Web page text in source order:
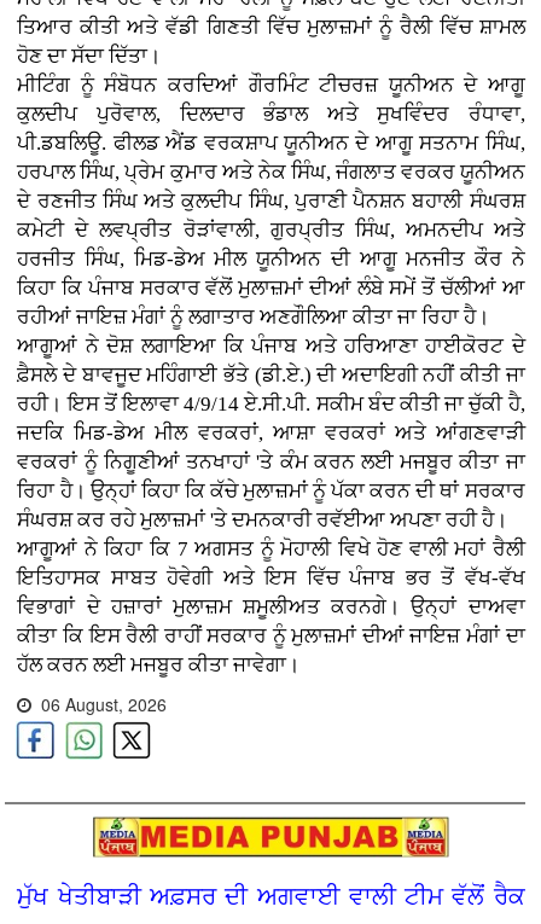
ਤਿਆਰ ਕੀਤੀ ਅਤੇ ਵੱਡੀ ਗਿਣਤੀ ਵਿੱਚ ਮੁਲਾਜ਼ਮਾਂ ਨੂੰ ਰੈਲੀ ਵਿੱਚ ਸ਼ਾਮਲ
ਹੋਣ ਦਾ ਸੱਦਾ ਦਿੱਤਾ।
ਮੀਟਿੰਗ ਨੂੰ ਸੰਬੋਧਨ ਕਰਦਿਆਂ ਗੌਰਮਿੰਟ ਟੀਚਰਜ਼ ਯੂਨੀਅਨ ਦੇ ਆਗੂ
ਕੁਲਦੀਪ ਪੁਰੋਵਾਲ, ਦਿਲਦਾਰ ਭੰਡਾਲ ਅਤੇ ਸੁਖਵਿੰਦਰ ਰੰਧਾਵਾ,
ਪੀ.ਡਬਲਿਊ. ਫੀਲਡ ਐਂਡ ਵਰਕਸ਼ਾਪ ਯੂਨੀਅਨ ਦੇ ਆਗੂ ਸਤਨਾਮ ਸਿੰਘ,
ਹਰਪਾਲ ਸਿੰਘ, ਪ੍ਰੇਮ ਕੁਮਾਰ ਅਤੇ ਨੇਕ ਸਿੰਘ, ਜੰਗਲਾਤ ਵਰਕਰ ਯੂਨੀਅਨ
ਦੇ ਰਣਜੀਤ ਸਿੰਘ ਅਤੇ ਕੁਲਦੀਪ ਸਿੰਘ, ਪੁਰਾਣੀ ਪੈਨਸ਼ਨ ਬਹਾਲੀ ਸੰਘਰਸ਼
ਕਮੇਟੀ ਦੇ ਲਵਪ੍ਰੀਤ ਰੋੜਾਂਵਾਲੀ, ਗੁਰਪ੍ਰੀਤ ਸਿੰਘ, ਅਮਨਦੀਪ ਅਤੇ
ਹਰਜੀਤ ਸਿੰਘ, ਮਿਡ-ਡੇਅ ਮੀਲ ਯੂਨੀਅਨ ਦੀ ਆਗੂ ਮਨਜੀਤ ਕੌਰ ਨੇ
ਕਿਹਾ ਕਿ ਪੰਜਾਬ ਸਰਕਾਰ ਵੱਲੋਂ ਮੁਲਾਜ਼ਮਾਂ ਦੀਆਂ ਲੰਬੇ ਸਮੇਂ ਤੋਂ ਚੱਲੀਆਂ ਆ
ਰਹੀਆਂ ਜਾਇਜ਼ ਮੰਗਾਂ ਨੂੰ ਲਗਾਤਾਰ ਅਣਗੌਲਿਆ ਕੀਤਾ ਜਾ ਰਿਹਾ ਹੈ।
ਆਗੂਆਂ ਨੇ ਦੋਸ਼ ਲਗਾਇਆ ਕਿ ਪੰਜਾਬ ਅਤੇ ਹਰਿਆਣਾ ਹਾਈਕੋਰਟ ਦੇ
ਫ਼ੈਸਲੇ ਦੇ ਬਾਵਜੂਦ ਮਹਿੰਗਾਈ ਭੱਤੇ (ਡੀ.ਏ.) ਦੀ ਅਦਾਇਗੀ ਨਹੀਂ ਕੀਤੀ ਜਾ
ਰਹੀ। ਇਸ ਤੋਂ ਇਲਾਵਾ 4/9/14 ਏ.ਸੀ.ਪੀ. ਸਕੀਮ ਬੰਦ ਕੀਤੀ ਜਾ ਚੁੱਕੀ ਹੈ,
ਜਦਕਿ ਮਿਡ-ਡੇਅ ਮੀਲ ਵਰਕਰਾਂ, ਆਸ਼ਾ ਵਰਕਰਾਂ ਅਤੇ ਆਂਗਣਵਾੜੀ
ਵਰਕਰਾਂ ਨੂੰ ਨਿਗੂਣੀਆਂ ਤਨਖਾਹਾਂ 'ਤੇ ਕੰਮ ਕਰਨ ਲਈ ਮਜਬੂਰ ਕੀਤਾ ਜਾ
ਰਿਹਾ ਹੈ। ਉਨ੍ਹਾਂ ਕਿਹਾ ਕਿ ਕੱਚੇ ਮੁਲਾਜ਼ਮਾਂ ਨੂੰ ਪੱਕਾ ਕਰਨ ਦੀ ਥਾਂ ਸਰਕਾਰ
ਸੰਘਰਸ਼ ਕਰ ਰਹੇ ਮੁਲਾਜ਼ਮਾਂ 'ਤੇ ਦਮਨਕਾਰੀ ਰਵੱਈਆ ਅਪਣਾ ਰਹੀ ਹੈ।
ਆਗੂਆਂ ਨੇ ਕਿਹਾ ਕਿ 7 ਅਗਸਤ ਨੂੰ ਮੋਹਾਲੀ ਵਿਖੇ ਹੋਣ ਵਾਲੀ ਮਹਾਂ ਰੈਲੀ
ਇਤਿਹਾਸਕ ਸਾਬਤ ਹੋਵੇਗੀ ਅਤੇ ਇਸ ਵਿੱਚ ਪੰਜਾਬ ਭਰ ਤੋਂ ਵੱਖ-ਵੱਖ
ਵਿਭਾਗਾਂ ਦੇ ਹਜ਼ਾਰਾਂ ਮੁਲਾਜ਼ਮ ਸ਼ਮੂਲੀਅਤ ਕਰਨਗੇ। ਉਨ੍ਹਾਂ ਦਾਅਵਾ
ਕੀਤਾ ਕਿ ਇਸ ਰੈਲੀ ਰਾਹੀਂ ਸਰਕਾਰ ਨੂੰ ਮੁਲਾਜ਼ਮਾਂ ਦੀਆਂ ਜਾਇਜ਼ ਮੰਗਾਂ ਦਾ
ਹੱਲ ਕਰਨ ਲਈ ਮਜਬੂਰ ਕੀਤਾ ਜਾਵੇਗਾ।
06 August, 2026
ਮੁੱਖ ਖੇਤੀਬਾੜੀ ਅਫ਼ਸਰ ਦੀ ਅਗਵਾਈ ਵਾਲੀ ਟੀਮ ਵੱਲੋਂ ਰੈਕ